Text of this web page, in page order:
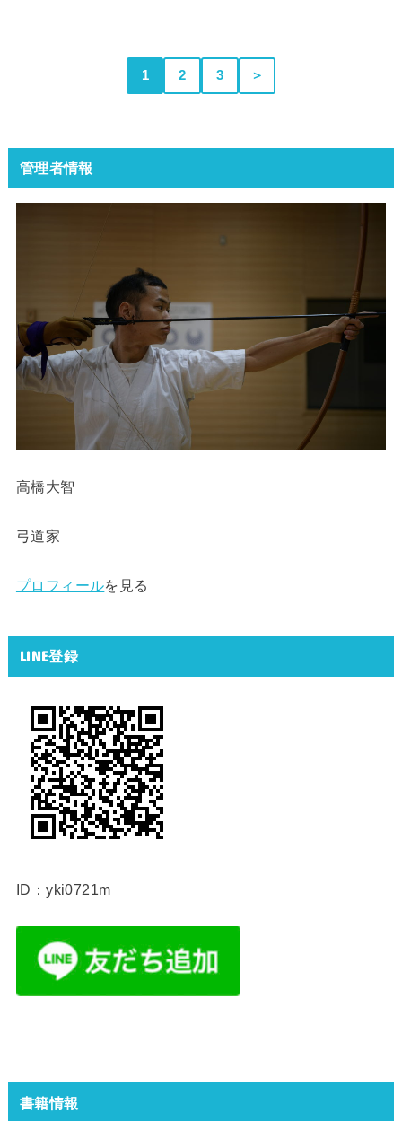
1 2 3 ＞
管理者情報
高橋大智
弓道家
プロフィールを見る
LINE登録
ID：yki0721m
書籍情報